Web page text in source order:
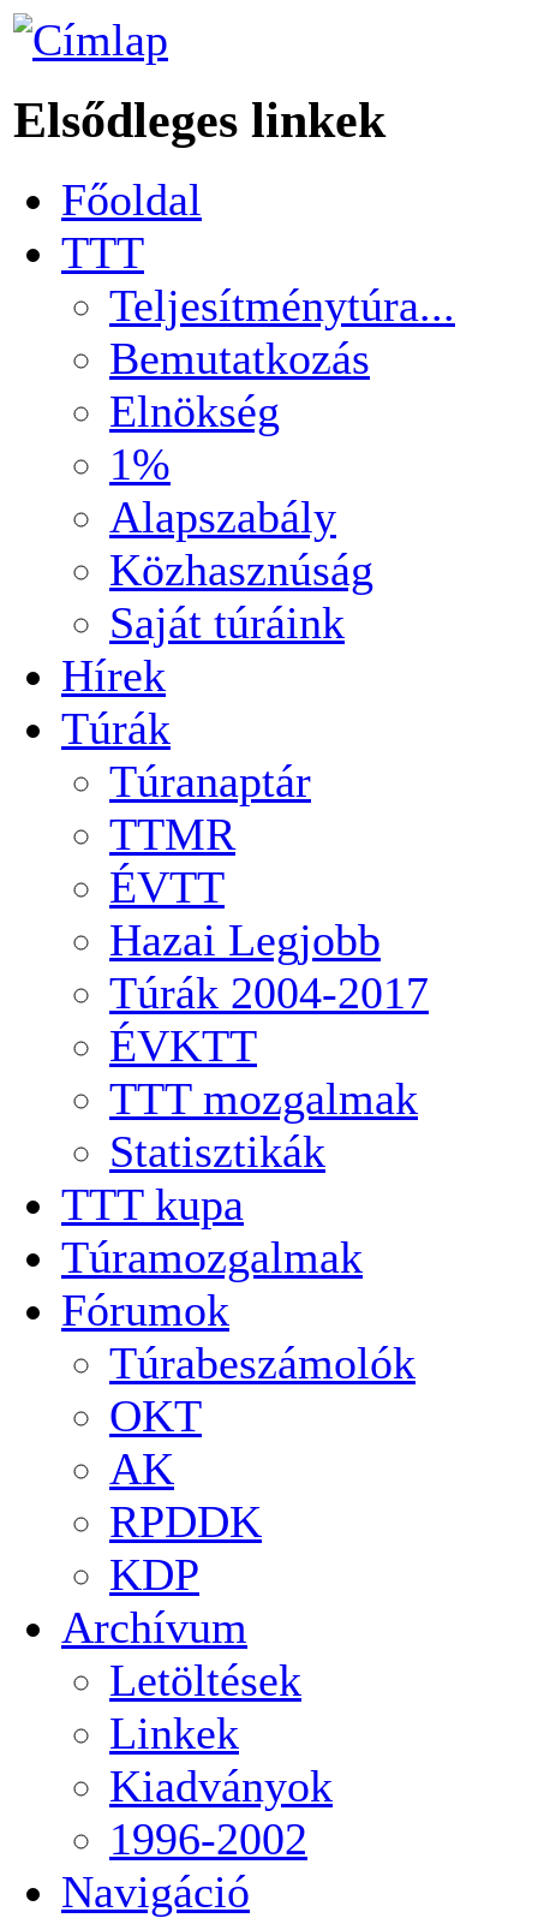
Elsődleges linkek
Főoldal
TTT
Teljesítménytúra...
Bemutatkozás
Elnökség
1%
Alapszabály
Közhasznúság
Saját túráink
Hírek
Túrák
Túranaptár
TTMR
ÉVTT
Hazai Legjobb
Túrák 2004-2017
ÉVKTT
TTT mozgalmak
Statisztikák
TTT kupa
Túramozgalmak
Fórumok
Túrabeszámolók
OKT
AK
RPDDK
KDP
Archívum
Letöltések
Linkek
Kiadványok
1996-2002
Navigáció